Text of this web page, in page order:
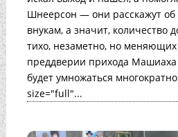
Шнеерсон — они расскажут об
внукам, а значит, количество
тихо, незаметно, но
преддверии прихода
будет умножаться
size="full"...